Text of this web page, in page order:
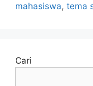
mahasiswa, tema
Cari